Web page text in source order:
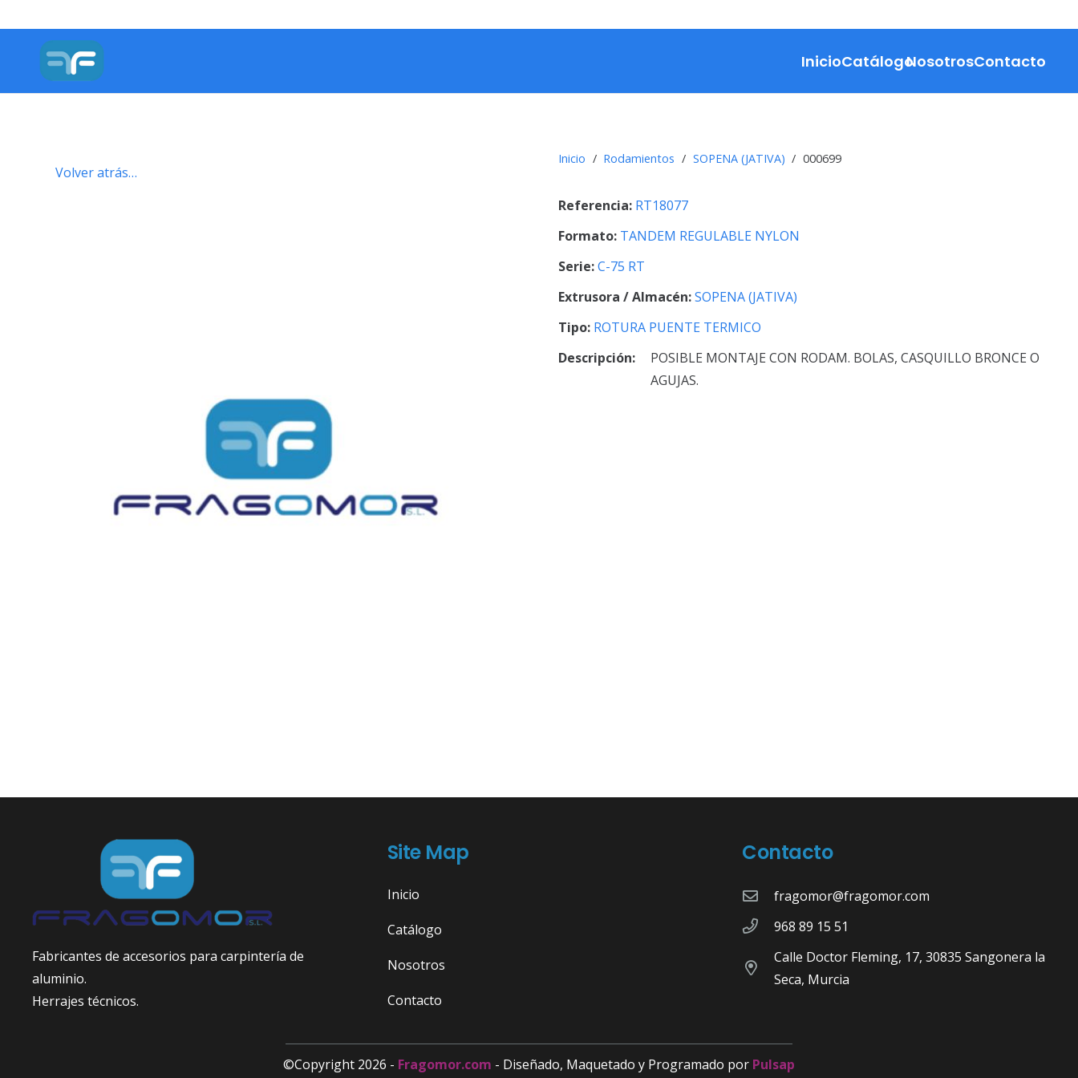
InicioCatálogoNosotrosContacto
Volver atrás…
Inicio / Rodamientos / SOPENA (JATIVA) / 000699
Referencia: RT18077
Formato: TANDEM REGULABLE NYLON
Serie:C-75 RT
Extrusora / Almacén:SOPENA (JATIVA)
Tipo: ROTURA PUENTE TERMICO
Descripción:
POSIBLE MONTAJE CON RODAM. BOLAS, CASQUILLO BRONCE O
AGUJAS.
Fabricantes de accesorios para carpintería de
aluminio.
Herrajes técnicos.
Site Map
Inicio
Catálogo
Nosotros
Contacto
Contacto
fragomor@fragomor.com
968 89 15 51
Calle Doctor Fleming, 17, 30835 Sangonera la
Seca, Murcia
©Copyright 2026 - Fragomor.com - Diseñado, Maquetado y Programado por Pulsap